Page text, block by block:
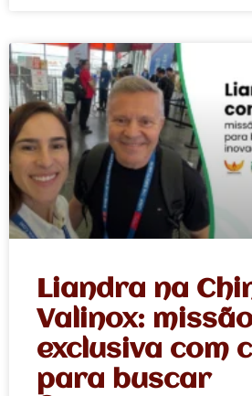
Liandra na
Valinox:
exclusiva com
para buscar